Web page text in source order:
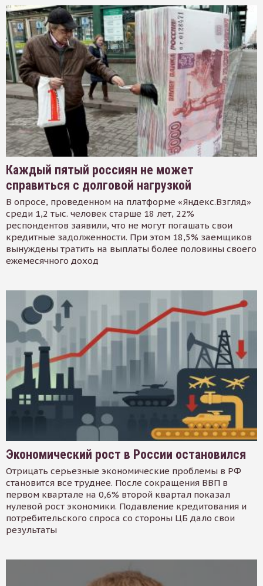
Каждый пятый россиян не может
справиться с долговой нагрузкой
В опросе, проведенном на платформе «Яндекс.Взгляд»
среди 1,2 тыс. человек старше 18 лет, 22%
респондентов заявили, что не могут погашать свои
кредитные задолженности. При этом 18,5% заемщиков
вынуждены тратить на выплаты более половины своего
ежемесячного доход
Экономический рост в России остановился
Отрицать серьезные экономические проблемы в РФ
становится все труднее. После сокращения ВВП в
первом квартале на 0,6% второй квартал показал
нулевой рост экономики. Подавление кредитования и
потребительского спроса со стороны ЦБ дало свои
результаты